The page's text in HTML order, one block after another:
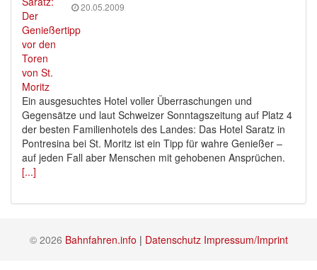
20.05.2009
Ein ausgesuchtes Hotel voller Überraschungen und
Gegensätze und laut Schweizer Sonntagszeitung auf Platz 4
der besten Familienhotels des Landes: Das Hotel Saratz in
Pontresina bei St. Moritz ist ein Tipp für wahre Genießer –
auf jeden Fall aber Menschen mit gehobenen Ansprüchen.
[...]
© 2026 Bahnfahren.info | Datenschutz Impressum/Imprint